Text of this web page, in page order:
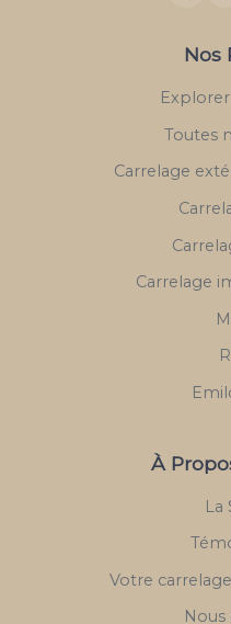
Nos
Toutes
Carrelage
Carrelage
À
La
Votre